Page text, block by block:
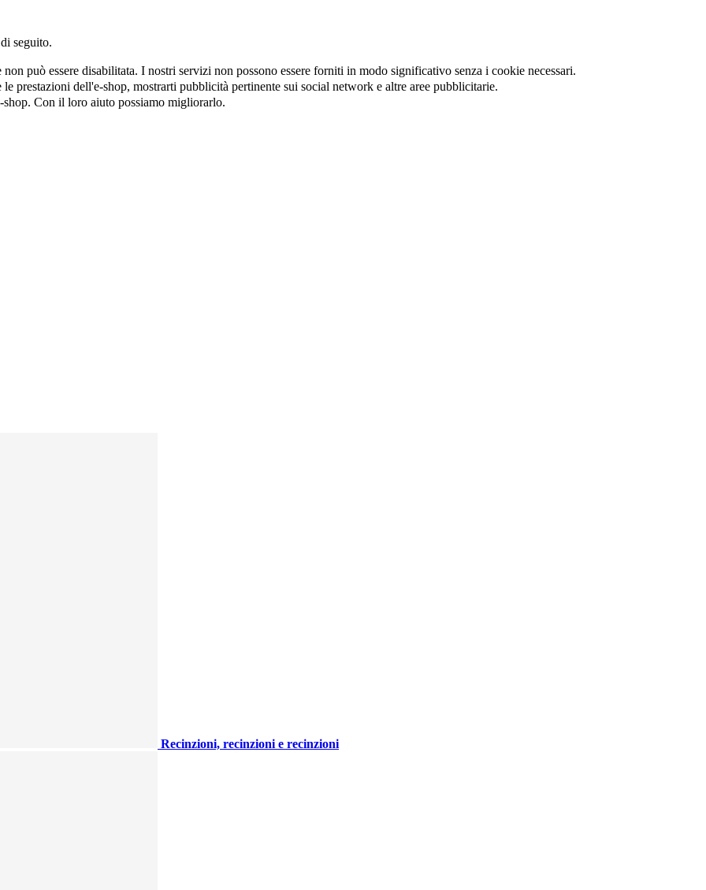
seguito.
non può essere disabilitata. I nostri servizi non possono essere forniti in modo significativo senza i cookie necessari.
prestazioni dell'e-shop, mostrarti pubblicità pertinente sui social network e altre aree pubblicitarie.
Con il loro aiuto possiamo migliorarlo.
Recinzioni, recinzioni e recinzioni